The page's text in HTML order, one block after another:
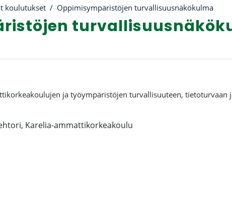
koulutukset Oppimisympäristöjen turvallisuusnäkökulma
ja työympäristöjen turvallisuuteen,
Karelia-ammattikorkeakoulu